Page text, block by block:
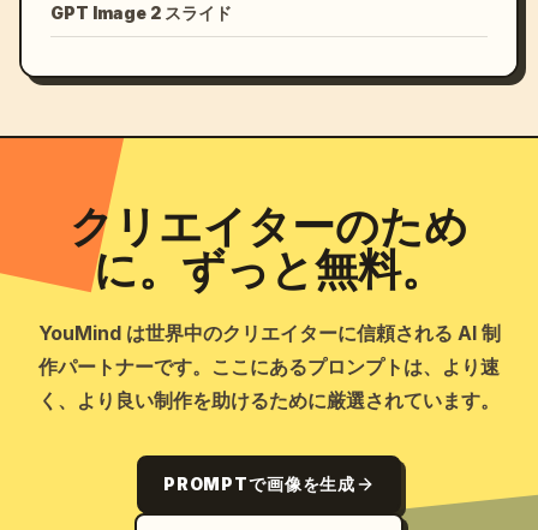
GPT Image 2 スライド
クリエイターのため
に。ずっと無料。
YouMind は世界中のクリエイターに信頼される AI 制
作パートナーです。ここにあるプロンプトは、より速
く、より良い制作を助けるために厳選されています。
PROMPTで画像を生成